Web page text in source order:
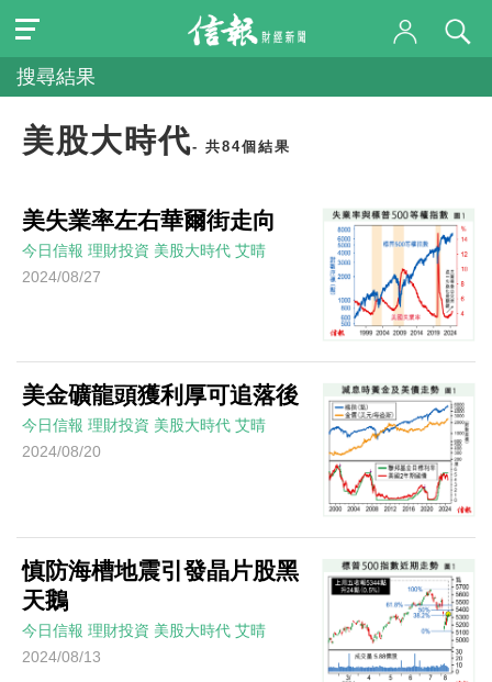
搜尋結果
美股大時代- 共84個結果
美失業率左右華爾街走向
今日信報 理財投資 美股大時代 艾晴
2024/08/27
美金礦龍頭獲利厚可追落後
今日信報 理財投資 美股大時代 艾晴
2024/08/20
慎防海槽地震引發晶片股黑
天鵝
今日信報 理財投資 美股大時代 艾晴
2024/08/13